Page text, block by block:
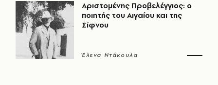
Αριστομένης Προβελέγγιος: ο
ποιητής του Αιγαίου και της
Σίφνου
Έλενα Ντάκουλα